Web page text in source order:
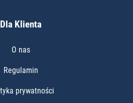
Dla Klienta
O nas
Regulamin
prywatności